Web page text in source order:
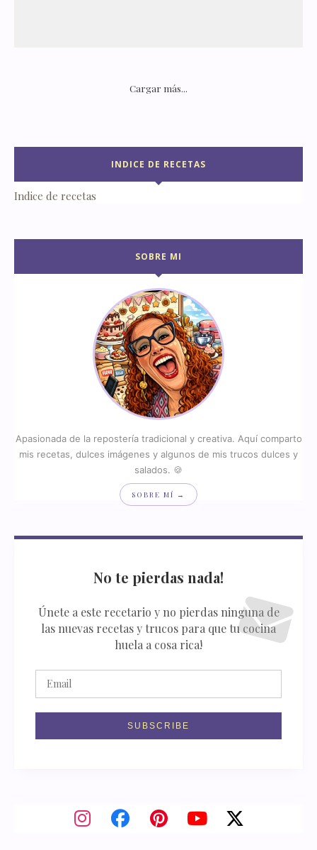
Cargar más...
INDICE DE RECETAS
Indice de recetas
SOBRE MI
Apasionada de la repostería tradicional y creativa. Aquí comparto
mis recetas, dulces imágenes y algunos de mis trucos dulces y
salados. 🍪
SOBRE MÍ →
No te pierdas nada!
Únete a este recetario y no pierdas ninguna de
las nuevas recetas y trucos para que tu cocina
huela a cosa rica!